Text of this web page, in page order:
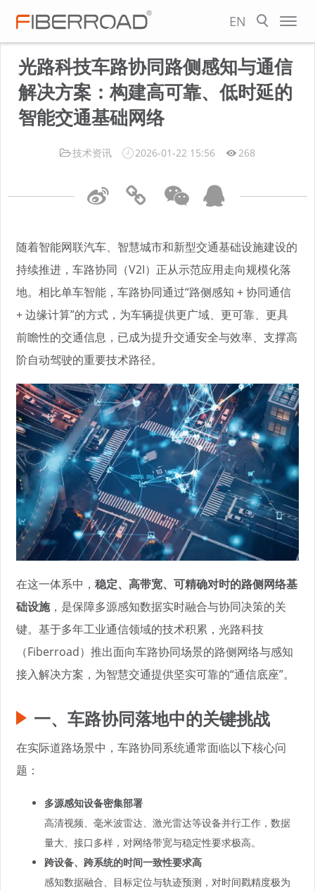
EN
光路科技车路协同路侧感知与通信
解决方案：构建高可靠、低时延的
智能交通基础网络
技术资讯 2026-01-22 15:56 268
随着智能网联汽车、智慧城市和新型交通基础设施建设的
持续推进，车路协同（V2I）正从示范应用走向规模化落
地。相比单车智能，车路协同通过“路侧感知 + 协同通信
+ 边缘计算”的方式，为车辆提供更广域、更可靠、更具
前瞻性的交通信息，已成为提升交通安全与效率、支撑高
阶自动驾驶的重要技术路径。
在这一体系中， 稳定、高带宽、可精确对时的路侧网络基
础设施，是保障多源感知数据实时融合与协同决策的关
键。基于多年工业通信领域的技术积累，光路科技
（Fiberroad）推出面向车路协同场景的路侧网络与感知
接入解决方案，为智慧交通提供坚实可靠的“通信底座”。
一、车路协同落地中的关键挑战
在实际道路场景中，车路协同系统通常面临以下核心问
题：
多源感知设备密集部署
高清视频、毫米波雷达、激光雷达等设备并行工作，数据
量大、接口多样，对网络带宽与稳定性要求极高。
跨设备、跨系统的时间一致性要求高
感知数据融合、目标定位与轨迹预测，对时间戳精度极为